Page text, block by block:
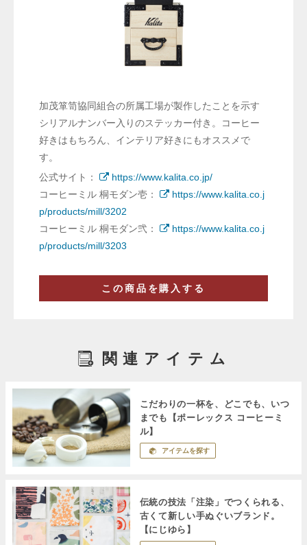
加茂箪笥協同組合の所属工場が製作したことを示す
シリアルナンバー入りのステッカー付き。コーヒー
好きはもちろん、インテリア好きにもオススメで
す。
公式サイト：
https://www.kalita.co.jp/
コーヒーミル 桐モダン壱：
https://www.kalita.co.j
p/products/mill/3202
コーヒーミル 桐モダン弐：
https://www.kalita.co.j
p/products/mill/3203
この商品を購入する
関連アイテム
こだわりの一杯を、どこでも、いつ
までも【ポーレックス コーヒーミ
ル】
アイテムを探す
伝統の技法「注染」でつくられる、
古くて新しい手ぬぐいブランド。
【にじゆら】